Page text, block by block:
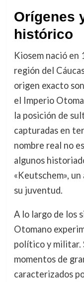
Orígenes
histórico
Kiosem nació en
región del
origen exacto
el Imperio
la posición de
capturadas en
nombre real no
algunos
«Keutschem»,
su juventud.
A lo largo de los
Otomano
político y militar.
momentos de
caracterizados